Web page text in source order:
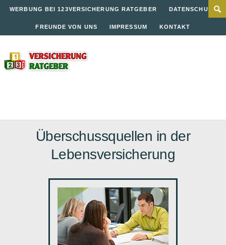
WERBUNG BEI 123VERSICHERUNG RATGEBER DATENSCHUTZ
FREUNDE VON UNS IMPRESSUM KONTAKT
Überschussquellen in der
Lebensversicherung